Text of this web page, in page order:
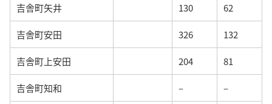
吉舎町矢井 130 62
吉舎町安田 326 132
吉舎町上安田 204 81
吉舎町知和 – –